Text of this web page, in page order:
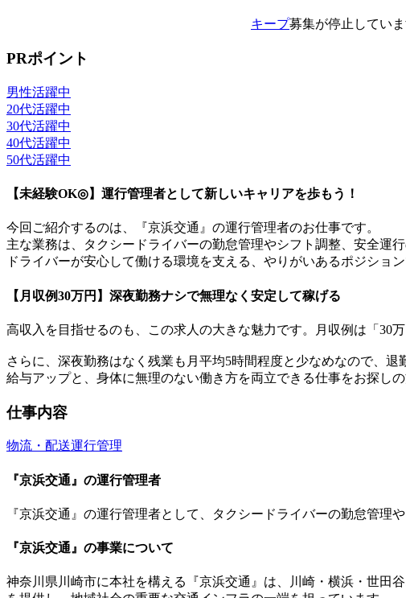
キープ募集が停止してい
PRポイント
男性活躍中
20代活躍中
30代活躍中
40代活躍中
50代活躍中
【未経験OK◎】運行管理者として新しいキャリアを歩もう！
今回ご紹介するのは、『京浜交通』の運行管理者のお仕事です。
主な業務は、タクシードライバーの勤怠管理やシフト調整、安全
ドライバーが安心して働ける環境を支える、やりがいあるポジショ
【月収例30万円】深夜勤務ナシで無理なく安定して稼げる
高収入を目指せるのも、この求人の大きな魅力です。月収例は「30
さらに、深夜勤務はなく残業も月平均5時間程度と少なめなので、
給与アップと、身体に無理のない働き方を両立できる仕事をお探し
仕事内容
物流・配送運行管理
『京浜交通』の運行管理者
『京浜交通』の運行管理者として、タクシードライバーの勤怠管理
『京浜交通』の事業について
神奈川県川崎市に本社を構える『京浜交通』は、川崎・横浜・世田